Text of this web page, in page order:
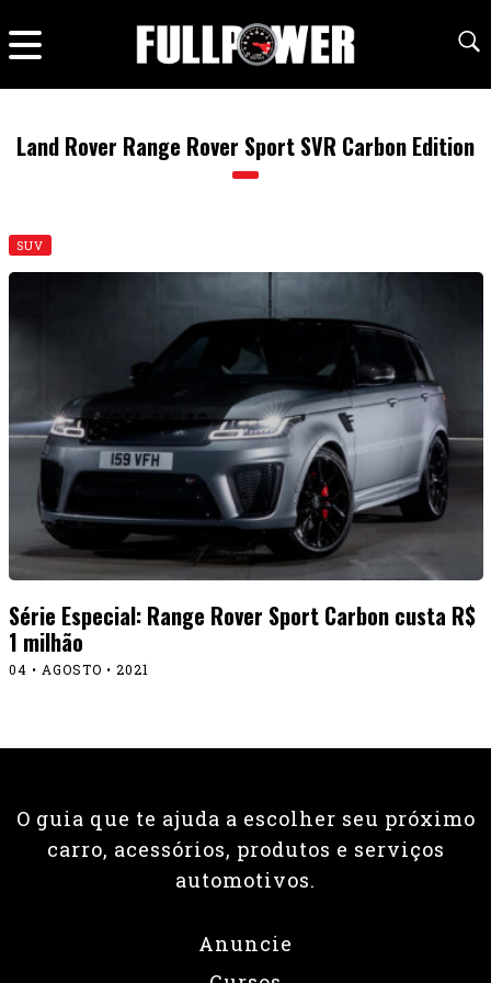
Land Rover Range Rover Sport SVR Carbon Edition
SUV
Série Especial: Range Rover Sport Carbon custa R$
1 milhão
04 • AGOSTO • 2021
O guia que te ajuda a escolher seu próximo
carro, acessórios, produtos e serviços
automotivos.
Anuncie